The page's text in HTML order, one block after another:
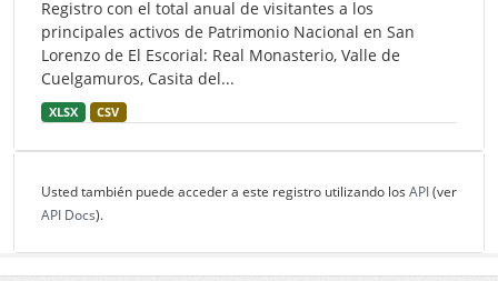
Registro con el total anual de visitantes a los
principales activos de Patrimonio Nacional en San
Lorenzo de El Escorial: Real Monasterio, Valle de
Cuelgamuros, Casita del...
XLSX CSV
Usted también puede acceder a este registro utilizando los API(ver
API Docs).